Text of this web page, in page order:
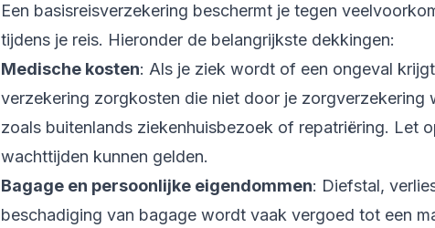
Een basisreisverzekering beschermt je tegen
tijdens je reis. Hieronder de belangrijkste dekkingen:
Medische kosten: Als je ziek wordt of een ongeval
verzekering zorgkosten die niet door je zorgverzekering
zoals buitenlands ziekenhuisbezoek of repatriëring. Let
wachttijden kunnen gelden.
Bagage en persoonlijke eigendommen: Diefstal,
beschadiging van bagage wordt vaak vergoed tot een